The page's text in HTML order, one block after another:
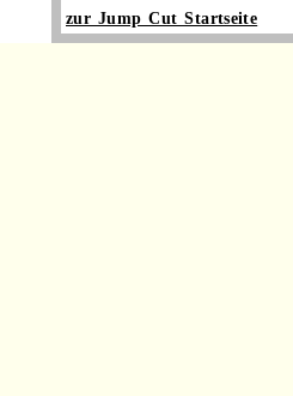
zur Jump Cut Startseite